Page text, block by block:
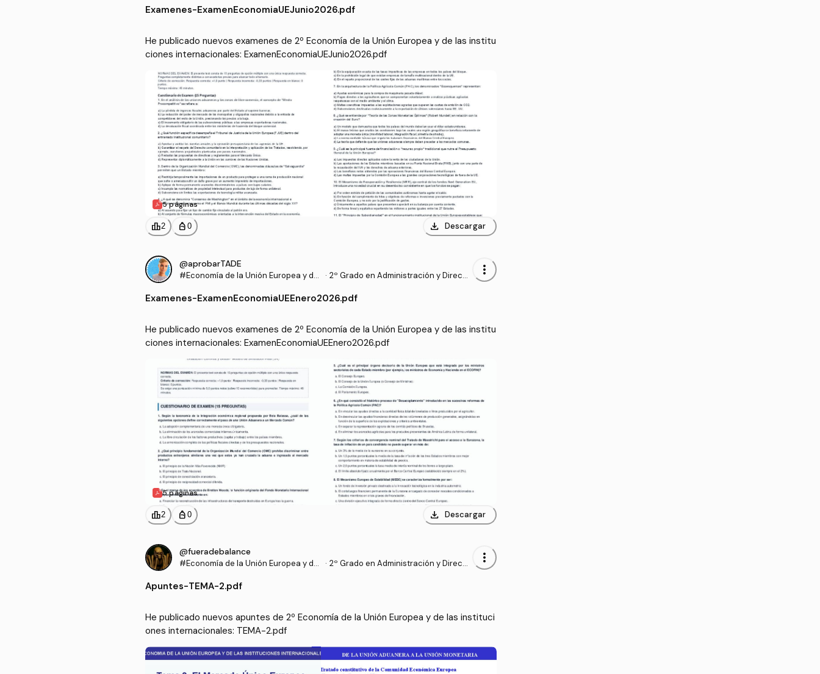
Examenes-ExamenEconomiaUEJunio2026.pdf
He publicado nuevos examenes de 2º Economía de la Unión Europea y de las institu
ciones internacionales: ExamenEconomiaUEJunio2026.pdf
5 páginas
leaderboard2 personal_bag 0 download Descargar
@aprobarTADE
#Economía de la Unión Europea y de l
· 2º Grado en Administración y Direcci
more_vert
Examenes-ExamenEconomiaUEEnero2026.pdf
He publicado nuevos examenes de 2º Economía de la Unión Europea y de las institu
ciones internacionales: ExamenEconomiaUEEnero2026.pdf
5 páginas
leaderboard2 personal_bag 0 download Descargar
@fueradebalance
#Economía de la Unión Europea y de l
· 2º Grado en Administración y Direcci
more_vert
Apuntes-TEMA-2.pdf
He publicado nuevos apuntes de 2º Economía de la Unión Europea y de las instituci
ones internacionales: TEMA-2.pdf